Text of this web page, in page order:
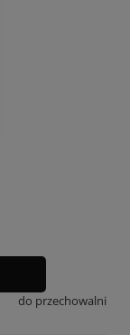
do przechowalni